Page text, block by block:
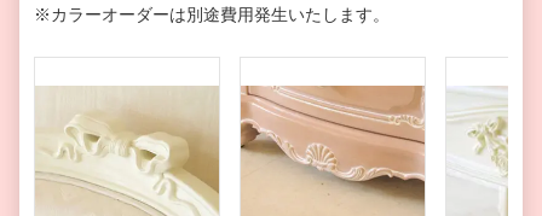
※カラーオーダーは別途費用発生いたします。